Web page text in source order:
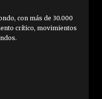
con más de 30.000
crítico, movimientos